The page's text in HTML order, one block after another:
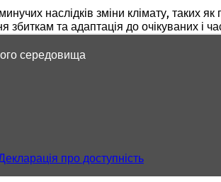
наслідків зміни клімату, таких
збиткам та адаптація до очікуваних і
середовища
про доступність